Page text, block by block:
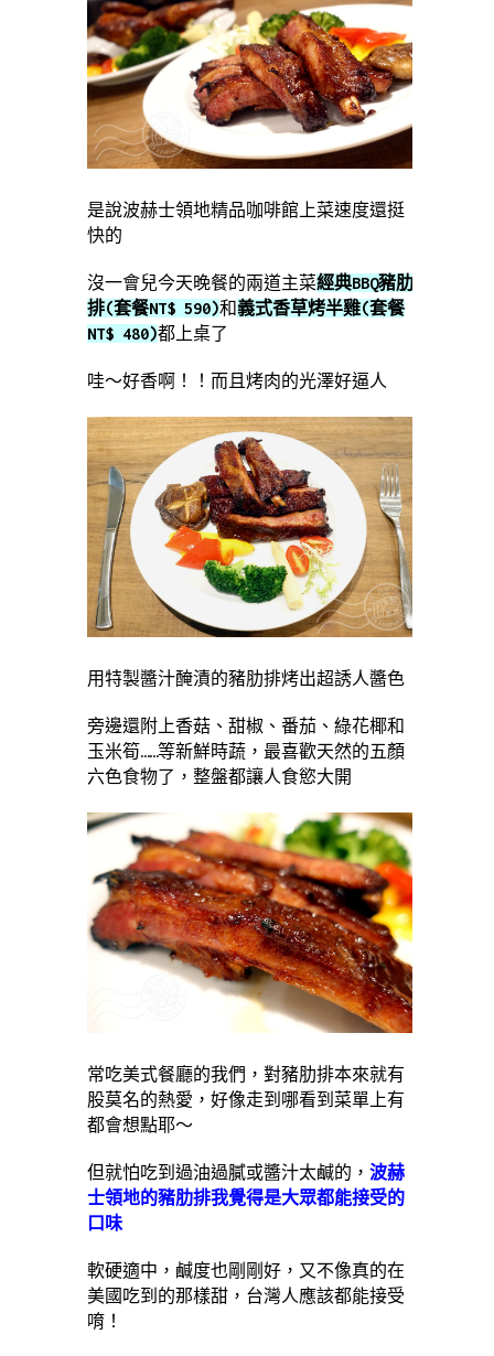
是說波赫士領地精品咖啡館上菜速度還挺
快的
沒一會兒今天晚餐的兩道主菜經典BBQ豬肋
排(套餐NT$ 590)和義式香草烤半雞(套餐
NT$ 480)都上桌了
哇～好香啊！！而且烤肉的光澤好逼人
用特製醬汁醃漬的豬肋排烤出超誘人醬色
旁邊還附上香菇、甜椒、番茄、綠花椰和
玉米筍……等新鮮時蔬，最喜歡天然的五顏
六色食物了，整盤都讓人食慾大開
常吃美式餐廳的我們，對豬肋排本來就有
股莫名的熱愛，好像走到哪看到菜單上有
都會想點耶～
但就怕吃到過油過膩或醬汁太鹹的， 波赫
士領地的豬肋排我覺得是大眾都能接受的
口味
軟硬適中，鹹度也剛剛好，又不像真的在
美國吃到的那樣甜，台灣人應該都能接受
唷！